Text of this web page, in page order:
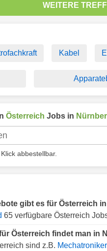
WEITERE
Kabel
Österreich Jobs in
abbestellbar.
gibt es für Österreich
65 verfügbare Österreich
Österreich findet man in
sind z.B. Mechatroniker